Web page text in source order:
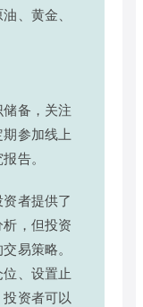
、黄金、
备，关注
参加线上
告。
者提供了
，但投资
易策略。
、设置止
资者可以